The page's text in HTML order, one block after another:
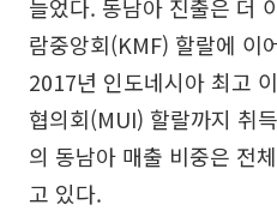
늘었다. 동남아 진출은 더
람중앙회(KMF) 할랄에 이
2017년 인도네시아 최고
협의회(MUI) 할랄까지 취
의 동남아 매출 비중은 전
고 있다.